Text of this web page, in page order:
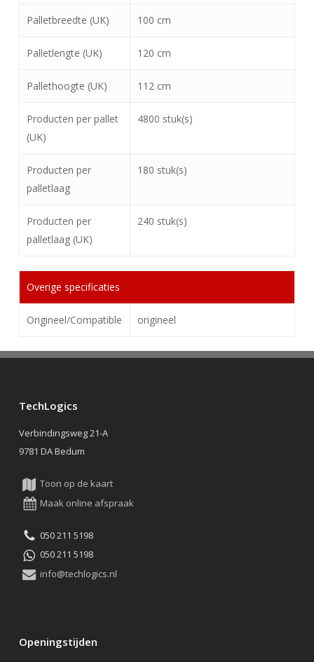
Palletbreedte (UK) 100 cm
Palletlengte (UK) 120 cm
Pallethoogte (UK) 112 cm
Producten per pallet
(UK)
4800 stuk(s)
Producten per
palletlaag
180 stuk(s)
Producten per
palletlaag (UK)
240 stuk(s)
Overige specificaties
Origineel/Compatible origineel
TechLogics
Verbindingsweg 21-A
9781 DA Bedum
Toon op de kaart
Maak online afspraak
050 211 5198
050 211 5198
info@techlogics.nl
Openingstijden